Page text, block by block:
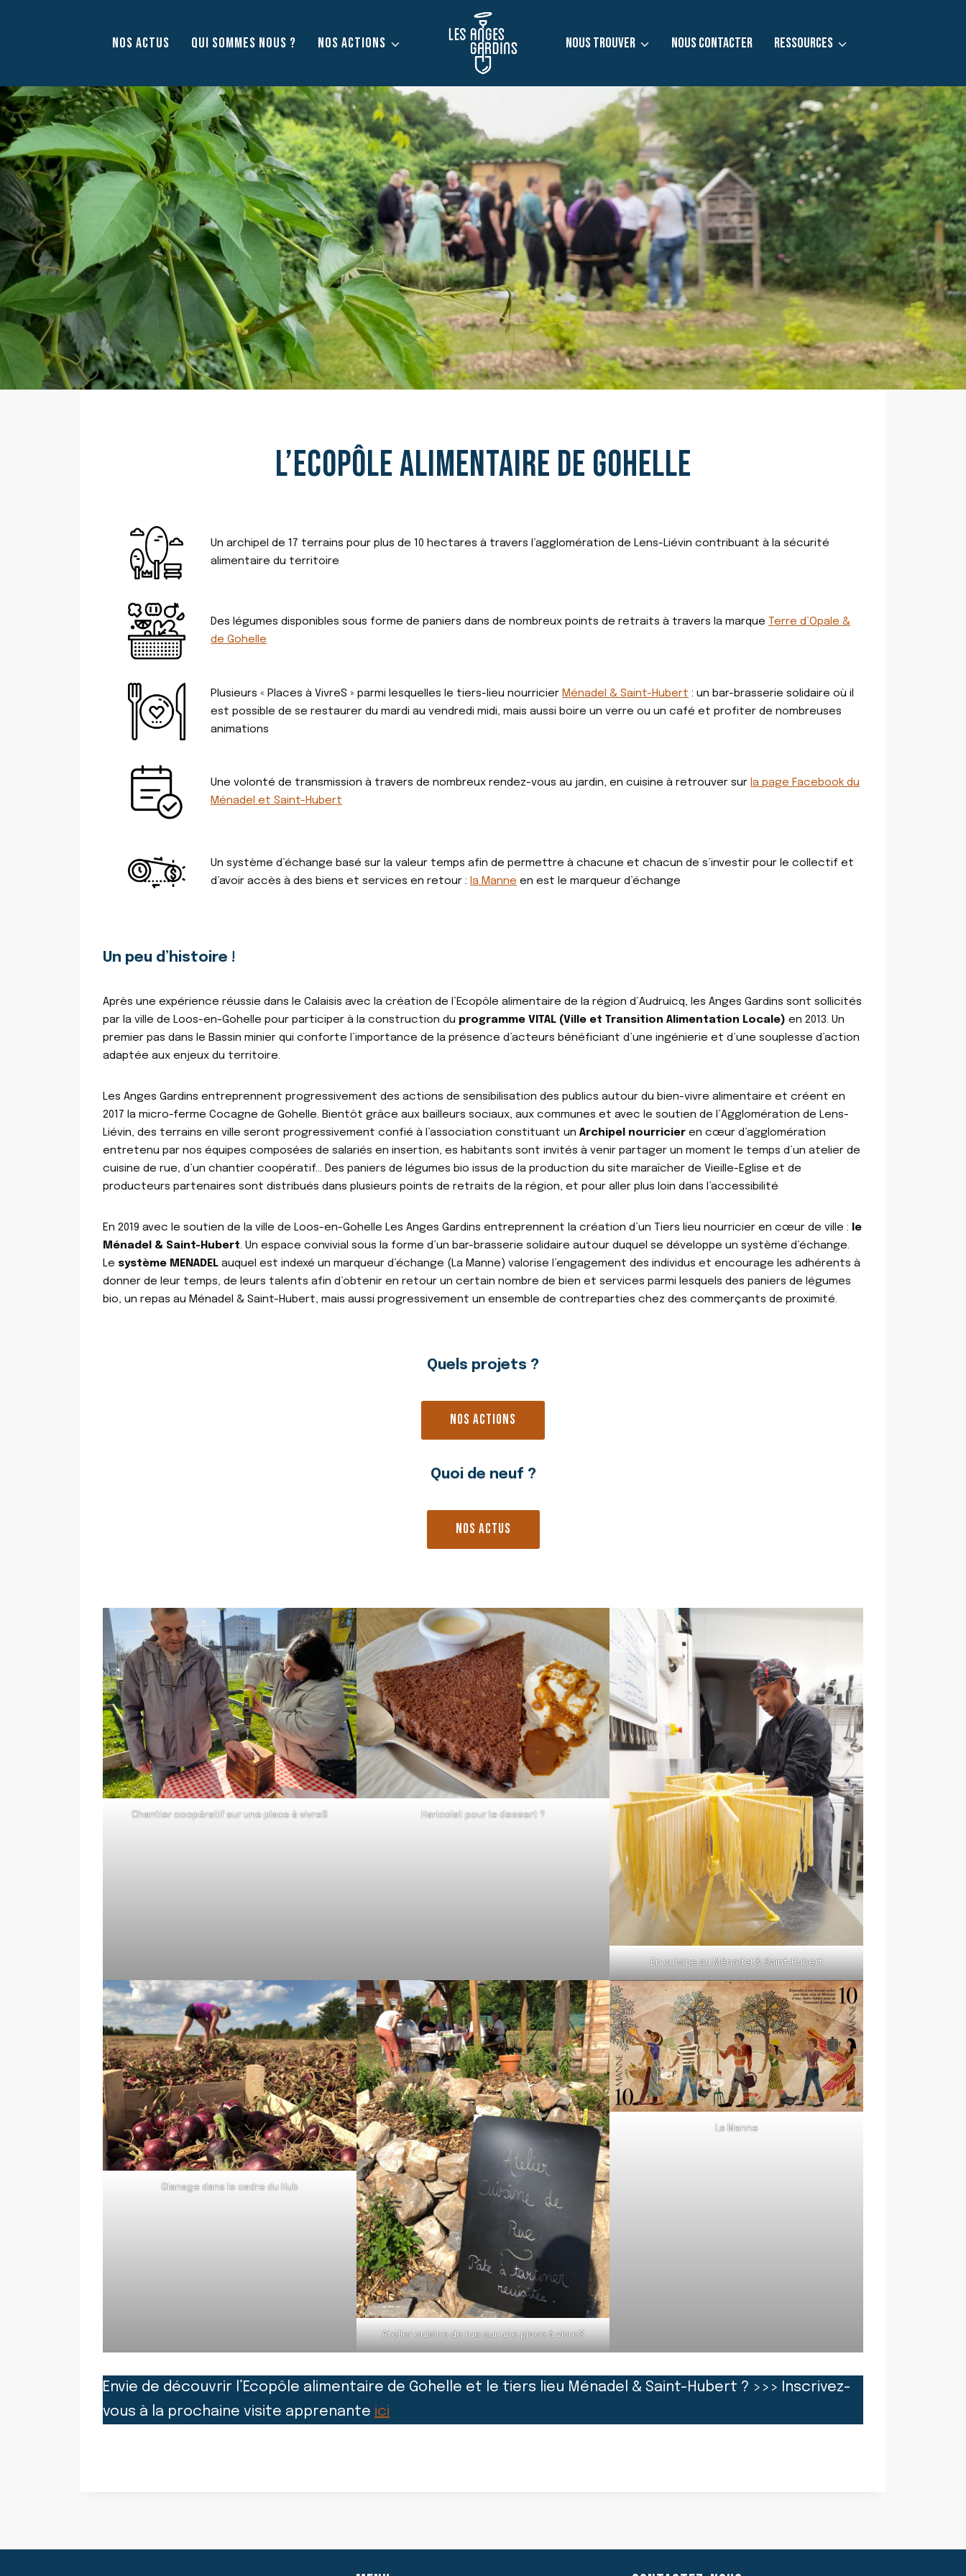
NOS ACTUS QUI SOMMES NOUS ? NOS ACTIONS NOUS TROUVER NOUS CONTACTER RESSOURCES
L’ECOPÔLE ALIMENTAIRE DE GOHELLE
Un archipel de 17 terrains pour plus de 10 hectares à travers l’agglomération de Lens-Liévin contribuant à la sécurité
alimentaire du territoire
Des légumes disponibles sous forme de paniers dans de nombreux points de retraits à travers la marque Terre d’Opale &
de Gohelle
Plusieurs « Places à VivreS » parmi lesquelles le tiers-lieu nourricier Ménadel & Saint-Hubert : un bar-brasserie solidaire où il
est possible de se restaurer du mardi au vendredi midi, mais aussi boire un verre ou un café et profiter de nombreuses
animations
Une volonté de transmission à travers de nombreux rendez-vous au jardin, en cuisine à retrouver sur la page Facebook du
Ménadel et Saint-Hubert
Un système d’échange basé sur la valeur temps afin de permettre à chacune et chacun de s’investir pour le collectif et
d’avoir accès à des biens et services en retour : la Manne en est le marqueur d’échange
Un peu d’histoire !
Après une expérience réussie dans le Calaisis avec la création de l’Ecopôle alimentaire de la région d’Audruicq, les Anges Gardins sont sollicités
par la ville de Loos-en-Gohelle pour participer à la construction du programme VITAL (Ville et Transition Alimentation Locale) en 2013. Un
premier pas dans le Bassin minier qui conforte l’importance de la présence d’acteurs bénéficiant d’une ingénierie et d’une souplesse d’action
adaptée aux enjeux du territoire.
Les Anges Gardins entreprennent progressivement des actions de sensibilisation des publics autour du bien-vivre alimentaire et créent en
2017 la micro-ferme Cocagne de Gohelle. Bientôt grâce aux bailleurs sociaux, aux communes et avec le soutien de l’Agglomération de Lens-
Liévin, des terrains en ville seront progressivement confié à l’association constituant un Archipel nourricier en cœur d’agglomération
entretenu par nos équipes composées de salariés en insertion, es habitants sont invités à venir partager un moment le temps d’un atelier de
cuisine de rue, d’un chantier coopératif… Des paniers de légumes bio issus de la production du site maraîcher de Vieille-Eglise et de
producteurs partenaires sont distribués dans plusieurs points de retraits de la région, et pour aller plus loin dans l’accessibilité
En 2019 avec le soutien de la ville de Loos-en-Gohelle Les Anges Gardins entreprennent la création d’un Tiers lieu nourricier en cœur de ville :
le
Ménadel & Saint-Hubert. Un espace convivial sous la forme d’un bar-brasserie solidaire autour duquel se développe un système d’échange.
Le système MENADEL auquel est indexé un marqueur d’échange (La Manne) valorise l’engagement des individus et encourage les adhérents à
donner de leur temps, de leurs talents afin d’obtenir en retour un certain nombre de bien et services parmi lesquels des paniers de légumes
bio, un repas au Ménadel & Saint-Hubert, mais aussi progressivement un ensemble de contreparties chez des commerçants de proximité.
Quels projets ?
NOS ACTIONS
Quoi de neuf ?
NOS ACTUS
Chantier coopératif sur une place à vivreS Haricolat pour le dessert ?
En cuisine au Ménadel & Saint-Hubert
Glanage dans le cadre du Hub
Atelier cuisine de rue sur une place à vivreS
La Manne
Envie de découvrir l’Ecopôle alimentaire de Gohelle et le tiers lieu Ménadel & Saint-Hubert ? >>> Inscrivez-
vous à la prochaine visite apprenante ici